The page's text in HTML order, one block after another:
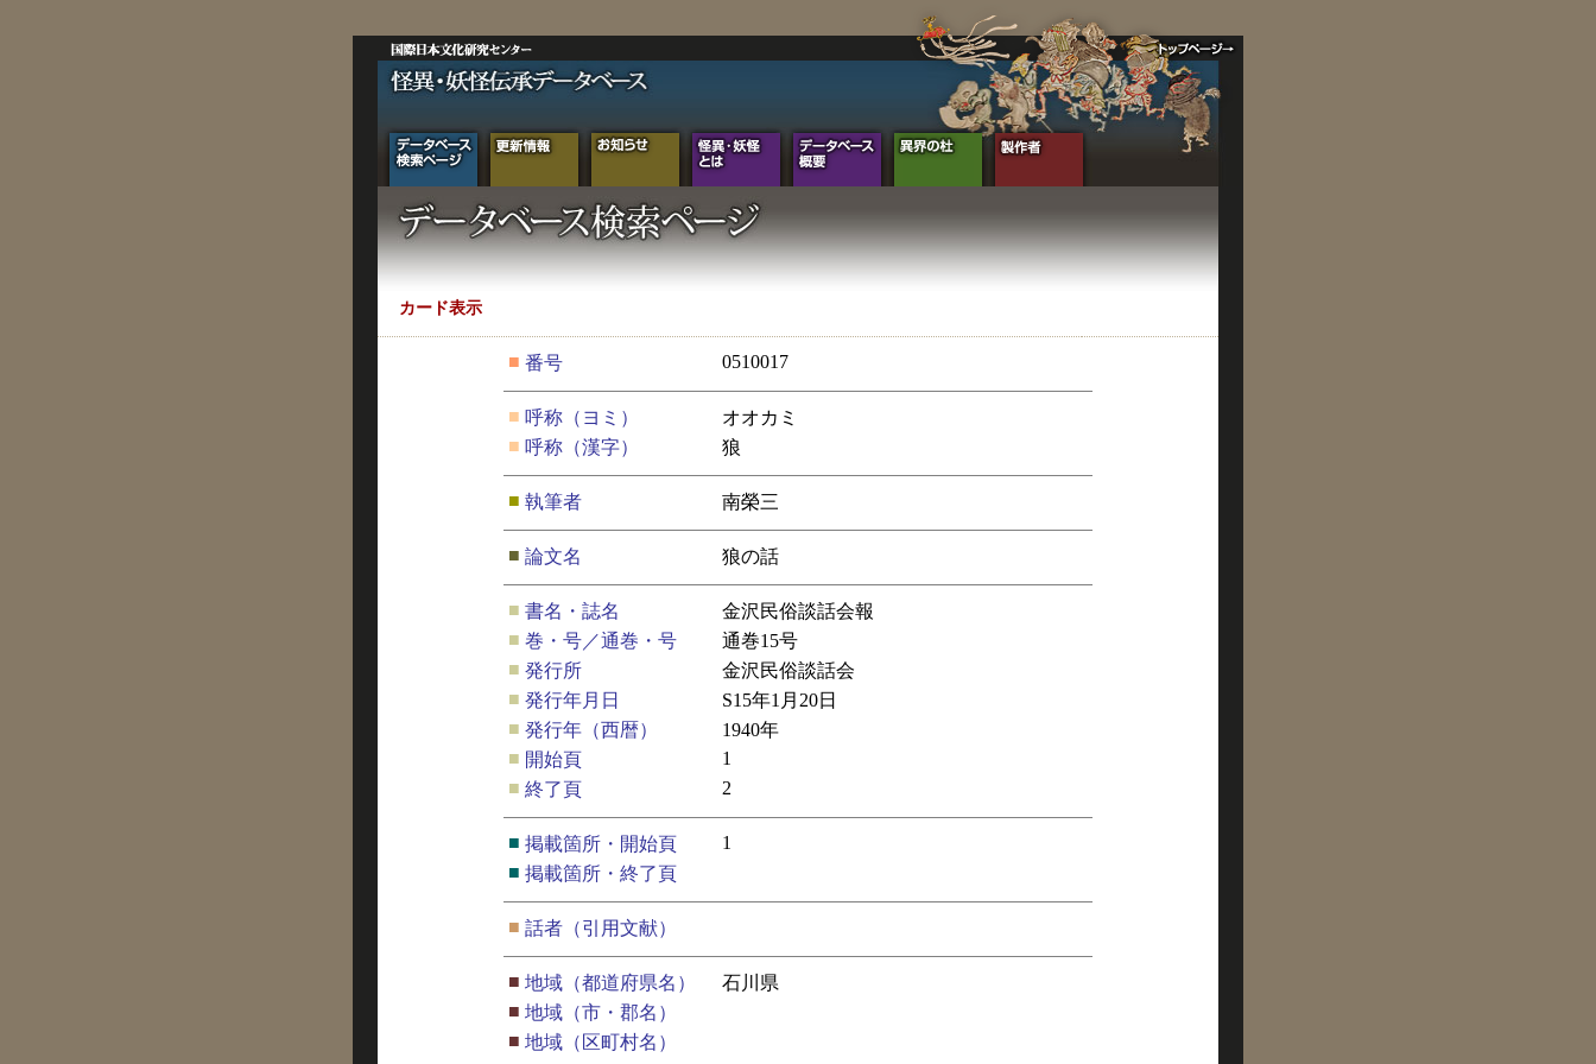
カード表示
■ 番号 0510017
■ 呼称（ヨミ）
オオカミ
■ 呼称（漢字） 狼
■ 執筆者 南榮三
■ 論文名 狼の話
■ 書名・誌名
金沢民俗談話会報
■ 巻・号／通巻・号
通巻15号
■ 発行所
金沢民俗談話会
■ 発行年月日
S15年1月20日
■ 発行年（西暦）
1940年
■ 開始頁
1
■ 終了頁 2
■ 掲載箇所・開始頁
1
■ 掲載箇所・終了頁
■ 話者（引用文献）
■ 地域（都道府県名）
石川県
■ 地域（市・郡名）
■ 地域（区町村名）